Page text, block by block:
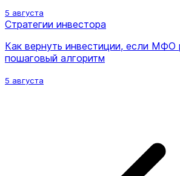
5 августа
Стратегии инвестора
Как вернуть инвестиции, если МФО
пошаговый алгоритм
5 августа